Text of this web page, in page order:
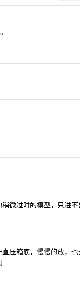
微过时的模型，只进
压箱底，慢慢的放，也